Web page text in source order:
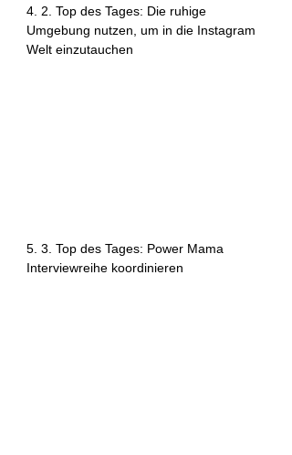
4. 2. Top des Tages: Die ruhige
Umgebung nutzen, um in die Instagram
Welt einzutauchen
5. 3. Top des Tages: Power Mama
Interviewreihe koordinieren